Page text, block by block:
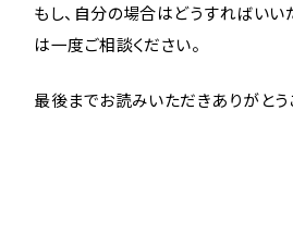
もし、自分の場合はどうすればいい
は一度ご相談ください。
最後までお読みいただきありがとう